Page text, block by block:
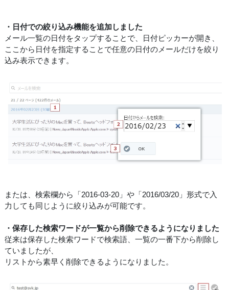
・日付での絞り込み機能を追加しました
メール一覧の日付をタップすることで、日付ピッカーが開き、
ここから日付を指定することで任意の日付のメールだけを絞り
込み表示できます。
または、検索欄から「2016-03-20」や「2016/03/20」形式で入
力しても同じように絞り込みが可能です。
・保存した検索ワードが一覧から削除できるようになりました
従来は保存した検索ワードで検索語、一覧の一番下から削除し
ていましたが、
リストから素早く削除できるようになりました。